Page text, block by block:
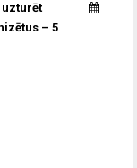
uzturēt
– 5